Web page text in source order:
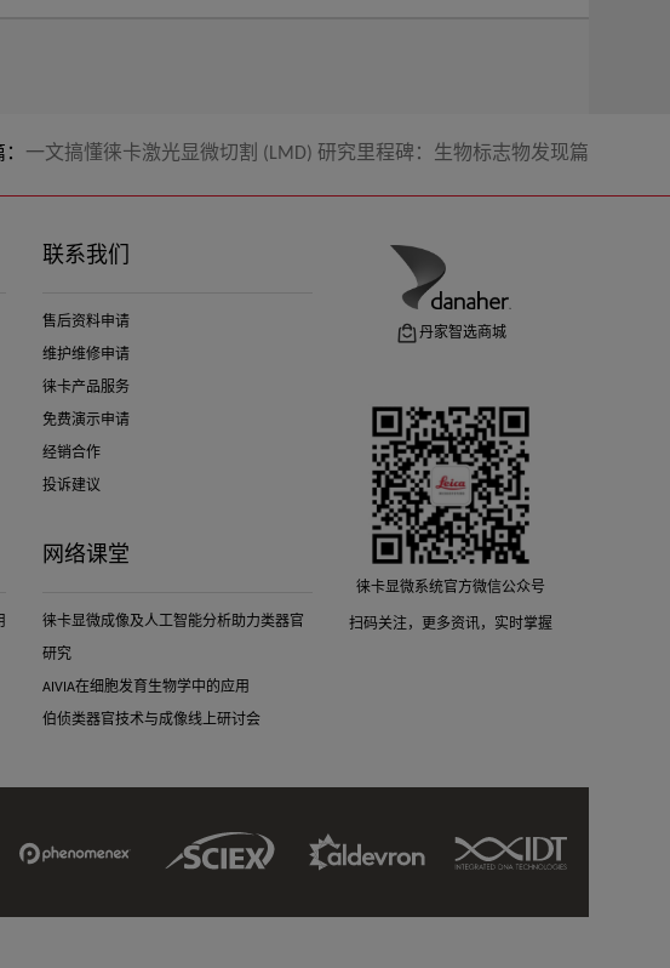
技术进行学科研究。此外，激光显微切割也是活细胞培养 (LCC)
一文搞懂徕卡激光显微切割 (LMD) 研究里程碑：生物标志物发现篇
联系我们
售后资料申请
维护维修申请
徕卡产品服务
免费演示申请
经销合作
投诉建议
网络课堂
徕卡显微成像及人工智能分析助力类器官
研究
AIVIA在细胞发育生物学中的应用
伯侦类器官技术与成像线上研讨会
丹家智选商城
徕卡显微系统官方微信公众号
扫码关注，更多资讯，实时掌握
Phenomenex
Sciex
Link
Aldevron
IDT